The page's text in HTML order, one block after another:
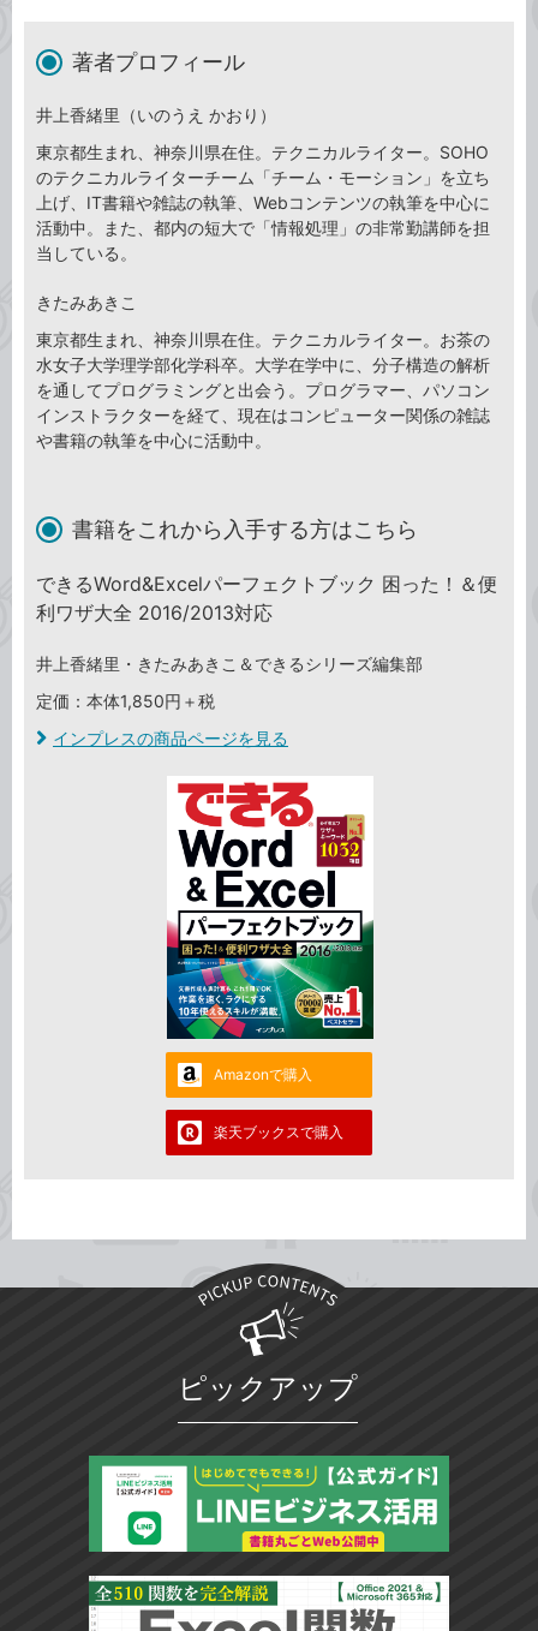
著者プロフィール
井上香緒里（いのうえ かおり）
東京都生まれ、神奈川県在住。テクニカルライター。SOHO
のテクニカルライターチーム「チーム・モーション」を立ち
上げ、IT書籍や雑誌の執筆、Webコンテンツの執筆を中心に
活動中。また、都内の短大で「情報処理」の非常勤講師を担
当している。
きたみあきこ
東京都生まれ、神奈川県在住。テクニカルライター。お茶の
水女子大学理学部化学科卒。大学在学中に、分子構造の解析
を通してプログラミングと出会う。プログラマー、パソコン
インストラクターを経て、現在はコンピューター関係の雑誌
や書籍の執筆を中心に活動中。
書籍をこれから入手する方はこちら
できるWord&Excelパーフェクトブック 困った！＆便
利ワザ大全 2016/2013対応
井上香緒里・きたみあきこ＆できるシリーズ編集部
定価：本体1,850円＋税
インプレスの商品ページを見る
Amazonで購入
楽天ブックスで購入
ピックアップ